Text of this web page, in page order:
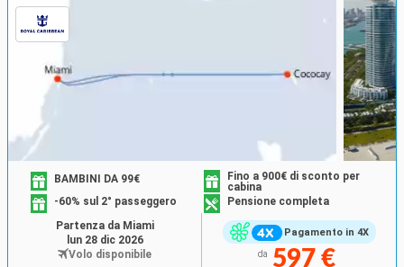
Pagamento in 4X
BAMBINI DA 99€
Fino a 900€ di sconto per
cabina
-60% sul 2° passeggero
Pensione completa
da 597 €
Partenza da Miami
lun 28 dic 2026
Volo disponibile